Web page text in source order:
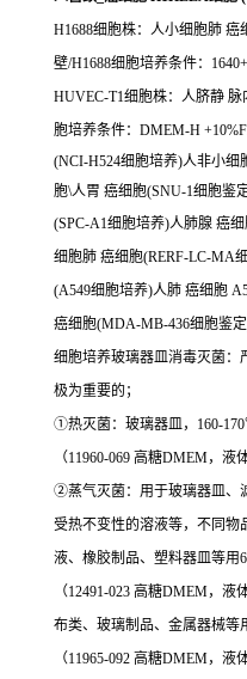
H1688细胞株：人小细胞肺
壁/H1688细胞培养条件：
HUVEC-T1细胞株：人脐静
胞培养条件：DMEM-H
(NCI-H524细胞培养)人非小细
胞\人胃 癌细胞(SNU-1细胞鉴
(SPC-A1细胞培养)人肺腺 癌
细胞肺 癌细胞(RERF-LC-MA
(A549细胞培养)人肺 癌细胞
癌细胞(MDA-MB-436细胞鉴
细胞培养玻璃器皿消毒灭菌：
极为重要的；
①热灭菌：玻璃器皿，160-
（11960-069 高糖DMEM，液
②蒸气灭菌：用于玻璃器皿、
受热不变性的溶液等，不同物
液、橡胶制品、塑料器皿等用
（12491-023 高糖DMEM，液
布类、玻璃制品、金属器械等
（11965-092 高糖DMEM，液